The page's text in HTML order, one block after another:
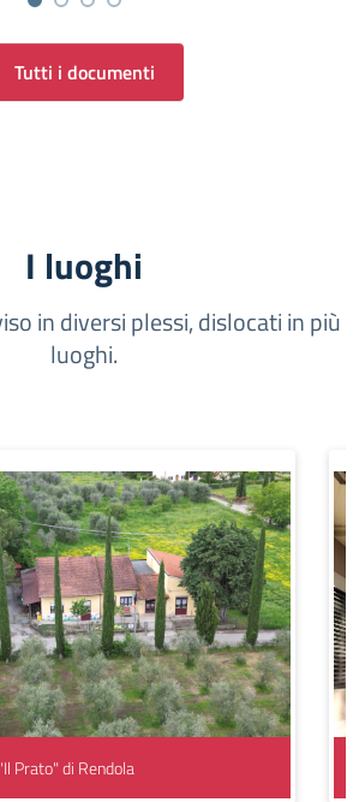
Tutti i documenti
I luoghi
in diversi plessi, dislocati in più
luoghi.
Prato" di Rendola